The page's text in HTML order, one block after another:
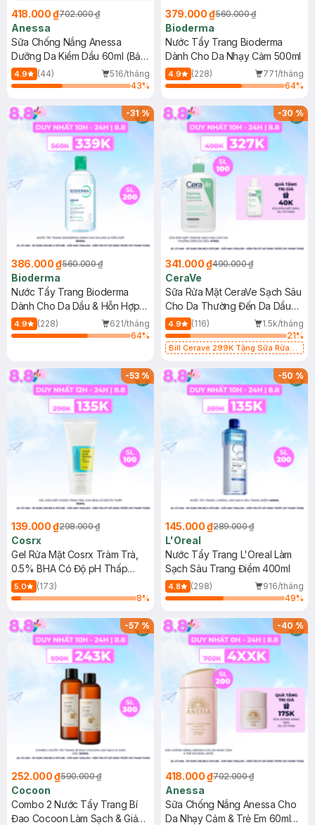
418.000 ₫702.000 ₫
Anessa
Sữa Chống Nắng Anessa
Dưỡng Da Kiềm Dầu 60ml (Bản
Mới)
4.9 (44)
516/tháng
43%
379.000 ₫560.000 ₫
Bioderma
Nước Tẩy Trang Bioderma
Dành Cho Da Nhạy Cảm 500ml
4.9 (228)
771/tháng
64%
-31%
386.000 ₫560.000 ₫
Bioderma
Nước Tẩy Trang Bioderma
Dành Cho Da Dầu & Hỗn Hợp
500ml
4.9 (228)
621/tháng
64%
-30%
341.000 ₫490.000 ₫
CeraVe
Sữa Rửa Mặt CeraVe Sạch Sâu
Cho Da Thường Đến Da Dầu
473ml
4.9 (116)
1.5k/tháng
21%
Bill Cerave 299K Tặng Sữa Rửa
-53%
139.000 ₫298.000 ₫
Cosrx
Gel Rửa Mặt Cosrx Tràm Trà,
0.5% BHA Có Độ pH Thấp
150ml
5.0
(173)
8%
-50%
145.000 ₫289.000 ₫
L'Oreal
Nước Tẩy Trang L'Oreal Làm
Sạch Sâu Trang Điểm 400ml
4.8 (298)
916/tháng
49%
-57%
252.000 ₫590.000 ₫
Cocoon
Combo 2 Nước Tẩy Trang Bí
Đao Cocoon Làm Sạch & Giảm
-40%
418.000 ₫702.000 ₫
Anessa
Sữa Chống Nắng Anessa Cho
Da Nhạy Cảm & Trẻ Em 60ml